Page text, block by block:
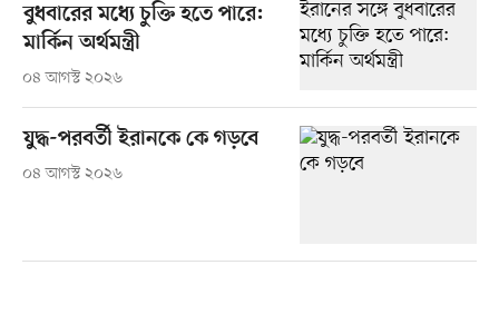
বুধবারের মধ্যে চুক্তি হতে পারে:
মার্কিন অর্থমন্ত্রী
০৪ আগস্ট ২০২৬
যুদ্ধ-পরবর্তী ইরানকে কে গড়বে
০৪ আগস্ট ২০২৬